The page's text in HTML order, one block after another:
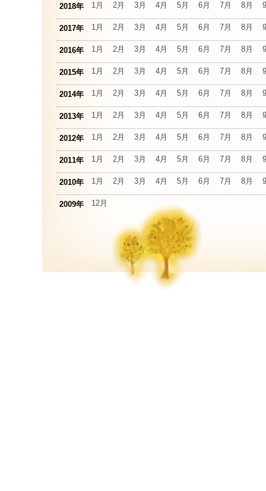
2018年 1月 2月 3月 4月 5月 6月 7月 8月
2017年 1月 2月 3月 4月 5月 6月 7月 8月
2016年 1月 2月 3月 4月 5月 6月 7月 8月
2015年 1月 2月 3月 4月 5月 6月 7月 8月
2014年 1月 2月 3月 4月 5月 6月 7月 8月
2013年 1月 2月 3月 4月 5月 6月 7月 8月
2012年 1月 2月 3月 4月 5月 6月 7月 8月
2011年 1月 2月 3月 4月 5月 6月 7月 8月
2010年 1月 2月 3月 4月 5月 6月 7月 8月
2009年 12月